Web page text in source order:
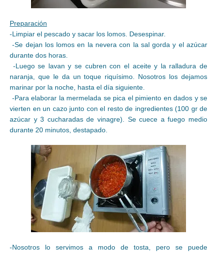
Preparación
-Limpiar el pescado y sacar los lomos. Desespinar.
-Se dejan los lomos en la nevera con la sal gorda y el azúcar
durante dos horas.
-Luego se lavan y se cubren con el aceite y la ralladura de
naranja, que le da un toque riquísimo. Nosotros los dejamos
marinar por la noche, hasta el día siguiente.
-Para elaborar la mermelada se pica el pimiento en dados y se
vierten en un cazo junto con el resto de ingredientes (100 gr de
azúcar y 3 cucharadas de vinagre). Se cuece a fuego medio
durante 20 minutos, destapado.
-Nosotros lo servimos a modo de tosta, pero se puede